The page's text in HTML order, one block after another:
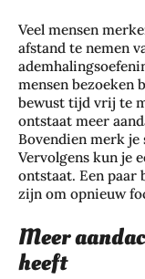
Veel mensen
afstand te nemen
mensen bezoeken
bewust tijd vrij te
ontstaat meer
Bovendien merk je
Vervolgens kun je
ontstaat. Een paar
zijn om opnieuw
Meer
heeft